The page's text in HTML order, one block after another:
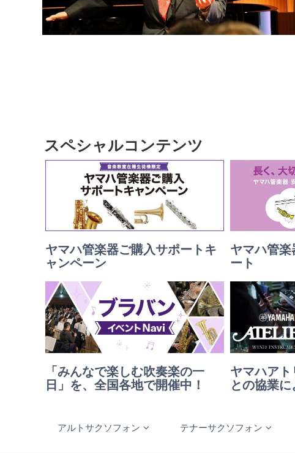
スペシャルコンテンツ
ヤマハ管楽器ご購入サポートキ
ャンペーン
ヤマハ管
ート
「みんなで楽しむ吹奏楽の一
日」を、全国各地で開催中！
ヤマハアト
との協業
アルトサクソフォン テナーサクソフォン